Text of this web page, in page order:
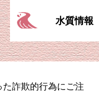
水質情報
詐欺的行為にご注